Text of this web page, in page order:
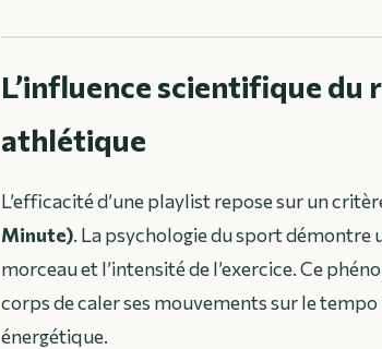
L’influence scientifique
athlétique
L’efficacité d’une playlist repose sur un
Minute). La psychologie du sport démontre
morceau et l’intensité de l’exercice. Ce
corps de caler ses mouvements sur le
énergétique.